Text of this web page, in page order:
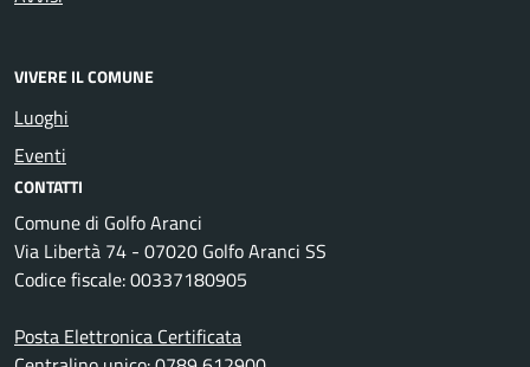
VIVERE IL COMUNE
Luoghi
Eventi
CONTATTI
Comune di Golfo Aranci
Via Libertà 74 - 07020 Golfo Aranci SS
Codice fiscale: 00337180905
Posta Elettronica Certificata